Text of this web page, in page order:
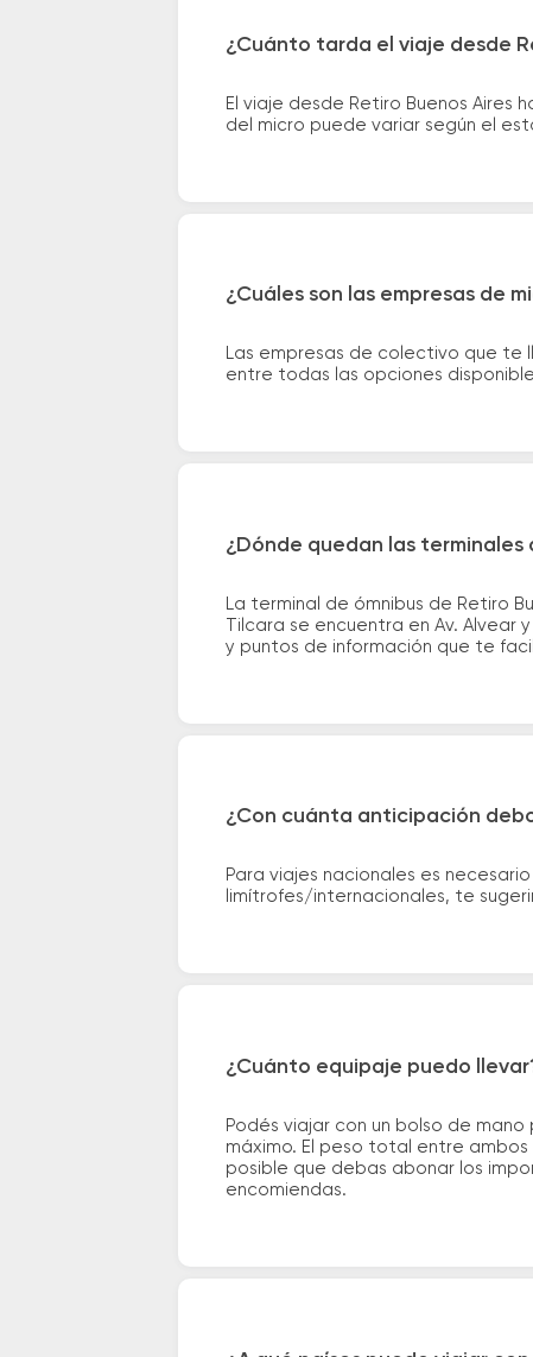
¿Cuánto tarda el viaje desde
El viaje desde Retiro Buenos
del micro puede variar según el
¿Cuáles son las empresas de
Las empresas de colectivo que te
entre todas las opciones
¿Dónde quedan las terminales
La terminal de ómnibus de Retiro
Tilcara se encuentra en Av.
y puntos de información que te
¿Con cuánta anticipación
Para viajes nacionales es
limítrofes/internacionales, te
¿Cuánto equipaje puedo
Podés viajar con un bolso de
máximo. El peso total entre ambos
posible que debas abonar los
encomiendas.